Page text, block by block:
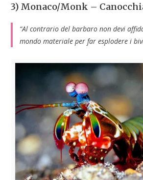
3) Monaco/Monk –
“Al contrario del barbaro non devi
mondo materiale per far esplodere i